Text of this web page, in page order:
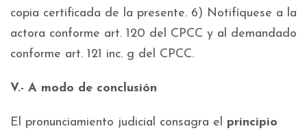
copia certificada de la presente. 6) Notifíquese a la
actora conforme art. 120 del CPCC y al demandado
conforme art. 121 inc. g del CPCC.
V.- A modo de conclusión
El pronunciamiento judicial consagra el principio